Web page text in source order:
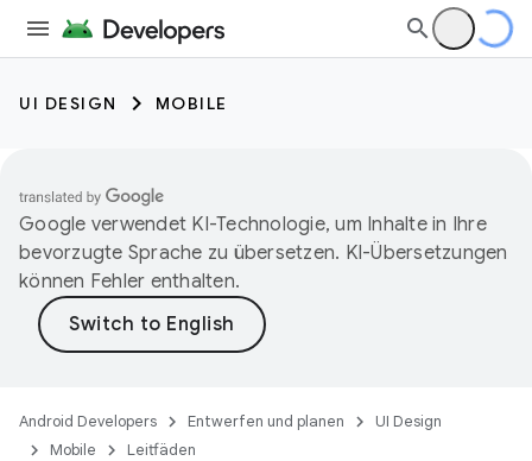
UI DESIGN MOBILE
Google verwendet KI-Technologie, um Inhalte in Ihre
bevorzugte Sprache zu übersetzen. KI-Übersetzungen
können Fehler enthalten.
Android Developers Entwerfen und planen
UI Design
Mobile
Leitfäden